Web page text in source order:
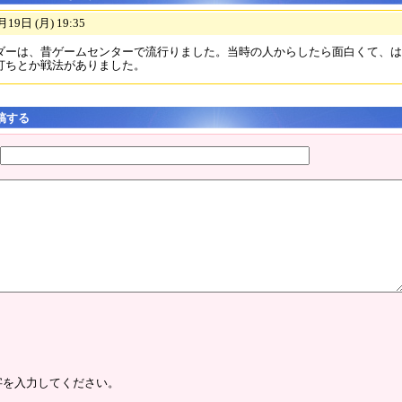
日 (月) 19:35
ーは、昔ゲームセンターで流行りました。当時の人からしたら面白くて、
とか戦法がありました。
する
入力してください。